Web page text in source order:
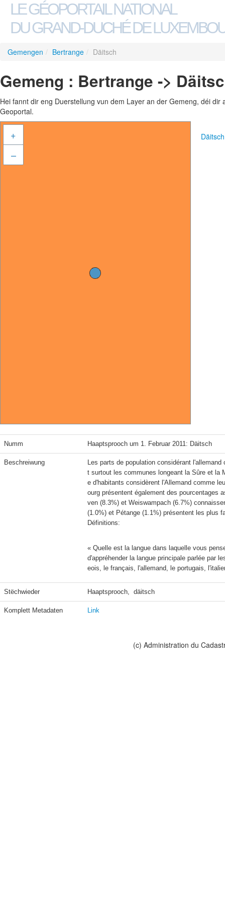
LE GÉOPORTAIL NATIONAL
DU GRAND-DUCHÉ DE
Gemengen / Bertrange / Däitsch
Gemeng : Bertrange ->
Hei fannt dir eng Duerstellung vun dem Layer an der Gemeng, déi
Geoportal.
+
–
Numm Haaptsprooch um 1. Februar 2011: Däitsch
Beschreiwung
Les parts de population considérant
t surtout les communes longeant la Sûre et la
e d'habitants considèrent l'Allemand comme
ourg présentent également des pourcentages
ven (8.3%) et Weiswampach (6.7%)
Définitions:
« Quelle est la langue dans laquelle vous
d'appréhender la langue principale parlée par
eois, le français, l'allemand, le portugais,
Stëchwieder Haaptsprooch,  däitsch
Komplett Metadaten Link
(c) Administration du